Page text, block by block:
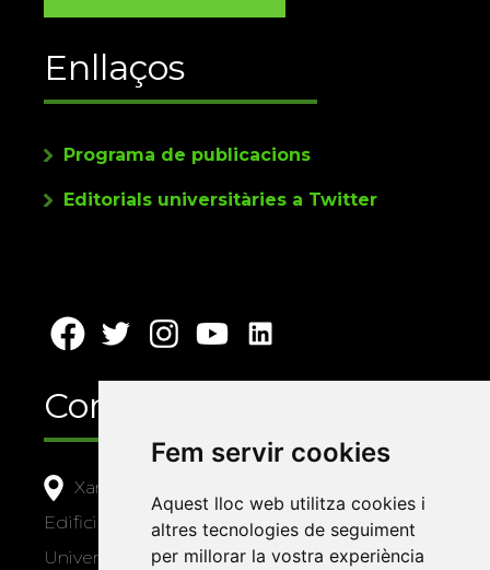
Fem servir cookies
Aquest lloc web utilitza cookies i
altres tecnologies de seguiment
per millorar la vostra experiència
Enllaços
Programa de publicacions
Editorials universitàries a Twitter
Contacte
Xarxa Vives d'Universitats
Edifici Àgora
Universitat Jaume I, local 10